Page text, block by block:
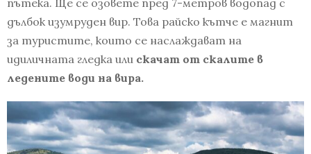
пътека. Ще се озовете пред 7-метров водопад с
дълбок изумруден вир. Това райско кътче е магнит
за туристите, които се наслаждават на
идиличната гледка или скачат от скалите в
ледените води на вира.